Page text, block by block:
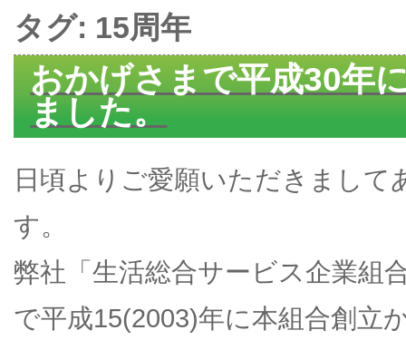
タグ: 15周年
おかげさまで平成30年
ました。
日頃よりご愛願いただきまして
す。
弊社「生活総合サービス企業組
で平成15(2003)年に本組合創立